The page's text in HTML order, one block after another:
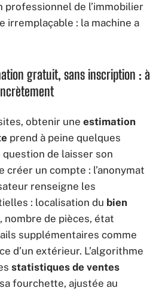
professionnel de l’immobilier
irremplaçable : la machine a
gratuit, sans inscription : à
obtenir une estimation
prend à peine quelques
question de laisser son
créer un compte : l’anonymat
renseigne les
: localisation du bien
nombre de pièces, état
supplémentaires comme
d’un extérieur. L’algorithme
statistiques de ventes
fourchette, ajustée au